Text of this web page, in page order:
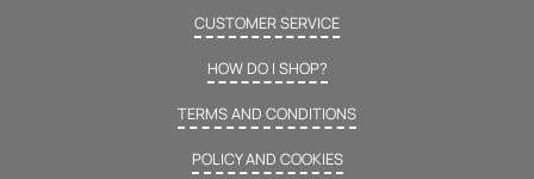
CUSTOMER SERVICE
HOW DO I SHOP?
TERMS AND CONDITIONS
POLICY AND COOKIES